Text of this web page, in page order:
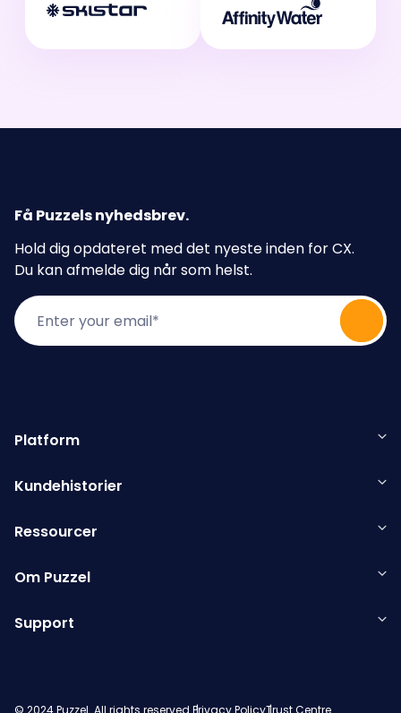
Få Puzzels nyhedsbrev.
Hold dig opdateret med det nyeste inden for CX.
Du kan afmelde dig når som helst.
Platform
Kundehistorier
Ressourcer
Om Puzzel
Support